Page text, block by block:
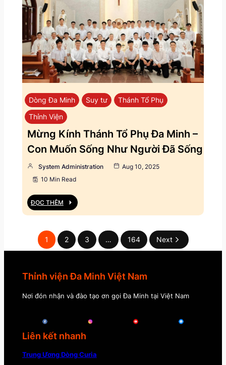
Dòng Đa Minh Suy tư
Thánh Tổ Phụ
Thỉnh Viện
Mừng Kính Thánh Tổ Phụ Đa Minh –
Con Muốn Sống Như Người Đã Sống
System Administration
Aug 10, 2025
10 Min Read
ĐỌC THÊM
1 2 3 … 164 Next
Thỉnh viện Đa Minh Việt Nam
Nơi đón nhận và đào tạo ơn gọi Đa Minh tại Việt Nam
Liên kết nhanh
Trung Ương Dòng Curia